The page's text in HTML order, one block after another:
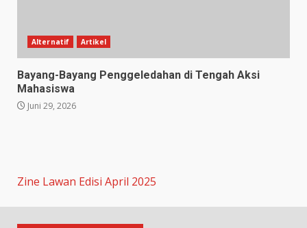
Alternatif Artikel
Bayang-Bayang Penggeledahan di Tengah Aksi
Mahasiswa
Juni 29, 2026
Zine Lawan Edisi April 2025